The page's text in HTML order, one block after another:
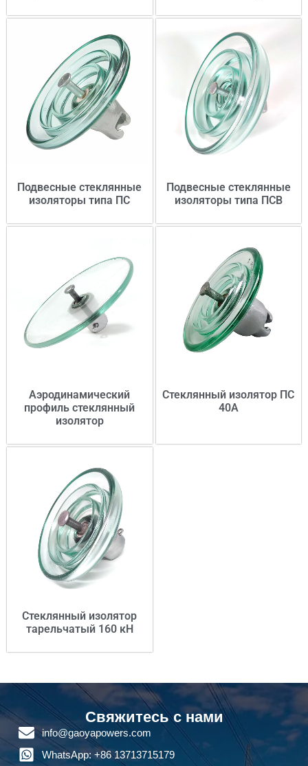
Подвесные стеклянные
изоляторы типа ПС
Подвесные стеклянные
изоляторы типа ПСВ
Аэродинамический
профиль стеклянный
изолятор
Стеклянный изолятор ПС
40А
Стеклянный изолятор
тарельчатый 160 кН
Свяжитесь с нами
info@gaoyapowers.com
WhatsApp: +86 13713715179